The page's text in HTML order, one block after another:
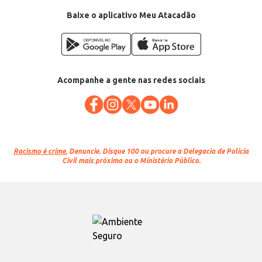
Baixe o aplicativo Meu Atacadão
Acompanhe a gente nas redes sociais
Racismo é crime. Denuncie. Disque 100 ou procure a Delegacia de Polícia
Civil mais próxima ou o Ministério Público.